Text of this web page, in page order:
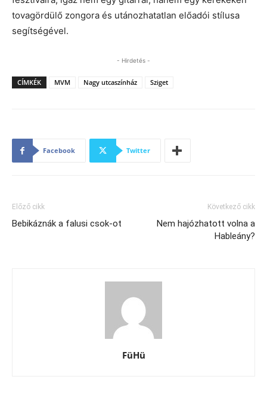
tovagördülő zongora és utánozhatatlan előadói stílusa
segítségével.
- Hirdetés -
CÍMKÉK MVM Nagy utcaszínház Sziget
Facebook Twitter
Előző cikk
Bebikáznák a falusi csok-ot
Következő cikk
Nem hajózhatott volna a
Hableány?
FüHü